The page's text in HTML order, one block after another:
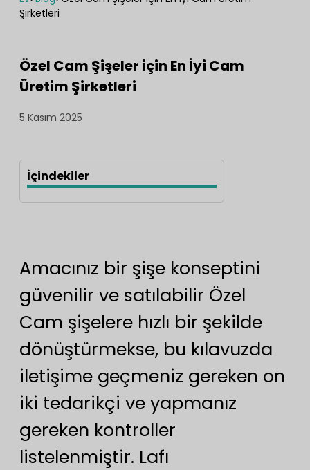
Şirketleri
Özel Cam Şişeler için En İyi Cam
Üretim Şirketleri
5 Kasım 2025
İçindekiler
Amacınız bir şişe konseptini
güvenilir ve satılabilir Özel
Cam şişelere hızlı bir şekilde
dönüştürmekse, bu kılavuzda
iletişime geçmeniz gereken on
iki tedarikçi ve yapmanız
gereken kontroller
listelenmiştir. Lafı